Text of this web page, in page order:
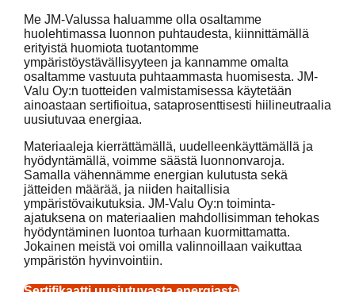
Me JM-Valussa haluamme olla osaltamme
huolehtimassa luonnon puhtaudesta, kiinnittämällä
erityistä huomiota tuotantomme
ympäristöystävällisyyteen ja kannamme omalta
osaltamme vastuuta puhtaammasta huomisesta. JM-
Valu Oy:n tuotteiden valmistamisessa käytetään
ainoastaan sertifioitua, sataprosenttisesti hiilineutraalia
uusiutuvaa energiaa.
Materiaaleja kierrättämällä, uudelleenkäyttämällä ja
hyödyntämällä, voimme säästä luonnonvaroja.
Samalla vähennämme energian kulutusta sekä
jätteiden määrää, ja niiden haitallisia
ympäristövaikutuksia. JM-Valu Oy:n toiminta-
ajatuksena on materiaalien mahdollisimman tehokas
hyödyntäminen luontoa turhaan kuormittamatta.
Jokainen meistä voi omilla valinnoillaan vaikuttaa
ympäristön hyvinvointiin.